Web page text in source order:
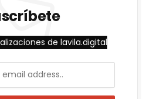
de lavila.digital